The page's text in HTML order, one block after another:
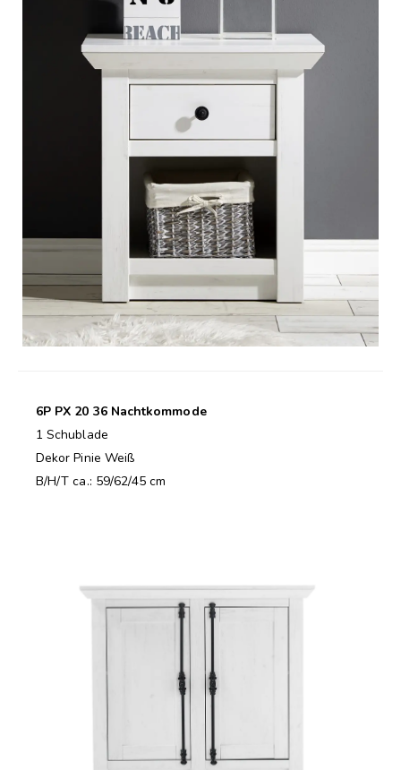
6P PX 20 36 Nachtkommode
1 Schublade
Dekor Pinie Weiß
B/H/T ca.: 59/62/45 cm